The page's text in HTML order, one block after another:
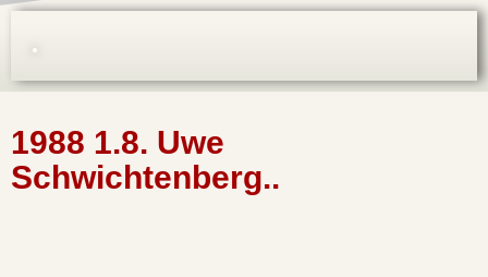
1988 1.8. Uwe
Schwichtenberg..